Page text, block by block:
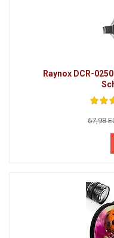
Raynox DCR-
67,98